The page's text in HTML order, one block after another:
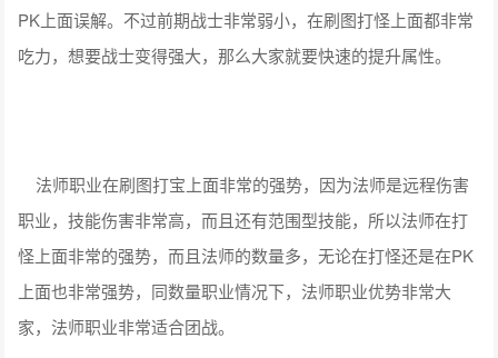
PK上面误解。不过前期战士非常弱小，在刷图打怪上面都非常
吃力，想要战士变得强大，那么大家就要快速的提升属性。
法师职业在刷图打宝上面非常的强势，因为法师是远程伤害
职业，技能伤害非常高，而且还有范围型技能，所以法师在打
怪上面非常的强势，而且法师的数量多，无论在打怪还是在PK
上面也非常强势，同数量职业情况下，法师职业优势非常大
家，法师职业非常适合团战。